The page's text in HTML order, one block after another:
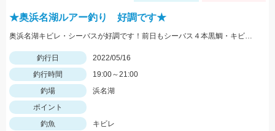
★奥浜名湖ルアー釣り 好調です★
奥浜名湖キビレ・シーバスが好調です！前日もシーバス４本黒鯛・キビレ２本と釣果がありました！
釣行日
2022/05/16
釣行時間
19:00～21:00
釣場
浜名湖
ポイント
釣魚
キビレ